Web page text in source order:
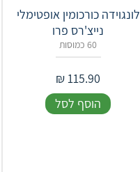
לונגוידה כורכומין אופטימלי
נייצ'רס פרו
60 כמוסות
115.90
₪
הוסף לסל